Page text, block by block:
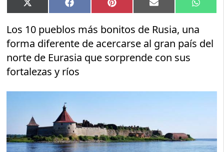
Compartir
en
X
(Twitter)
Compartir
en
Facebook Compartir
en
Pinterest Compartir
en
Email
en
Los 10 pueblos más bonitos de Rusia, una
forma diferente de acercarse al gran país del
norte de Eurasia que sorprende con sus
fortalezas y ríos